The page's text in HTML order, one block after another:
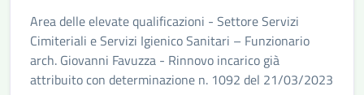
Area delle elevate qualificazioni - Settore Servizi
Cimiteriali e Servizi Igienico Sanitari – Funzionario
arch. Giovanni Favuzza - Rinnovo incarico già
attribuito con determinazione n. 1092 del 21/03/2023